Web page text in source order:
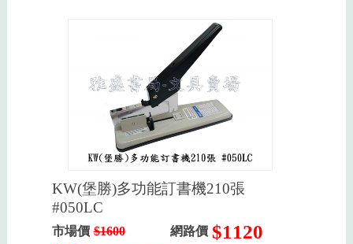
KW(堡勝)多功能訂書機210張
#050LC
市場價 $1600 網路價 $1120